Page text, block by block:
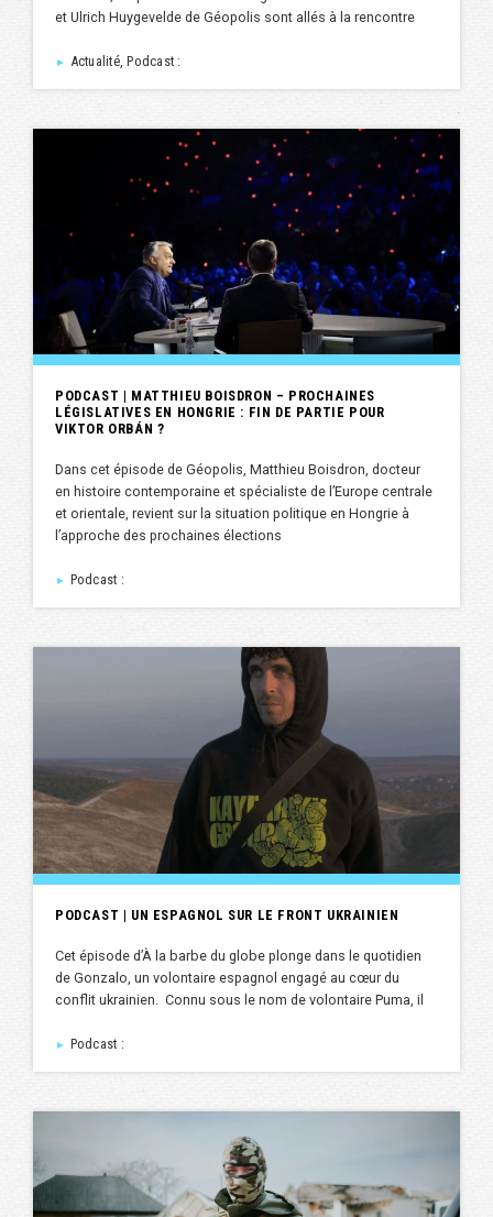
et Ulrich Huygevelde de Géopolis sont allés à la rencontre
► Actualité, Podcast :
PODCAST | MATTHIEU BOISDRON – PROCHAINES
LÉGISLATIVES EN HONGRIE : FIN DE PARTIE POUR
VIKTOR ORBÁN ?
Dans cet épisode de Géopolis, Matthieu Boisdron, docteur
en histoire contemporaine et spécialiste de l’Europe centrale
et orientale, revient sur la situation politique en Hongrie à
l’approche des prochaines élections
► Podcast :
PODCAST | UN ESPAGNOL SUR LE FRONT UKRAINIEN
Cet épisode d’À la barbe du globe plonge dans le quotidien
de Gonzalo, un volontaire espagnol engagé au cœur du
conflit ukrainien. Connu sous le nom de volontaire Puma, il
► Podcast :